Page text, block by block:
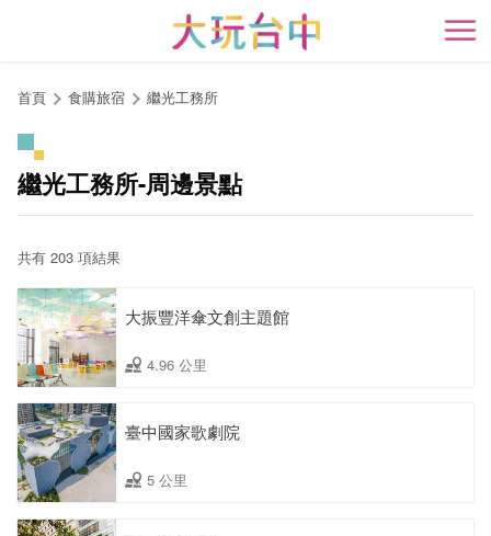
開
首頁 食購旅宿 繼光工務所
繼光工務所-周邊景點
共有 203 項結果
大振豐洋傘文創主題館
4.96 公里
臺中國家歌劇院
5 公里